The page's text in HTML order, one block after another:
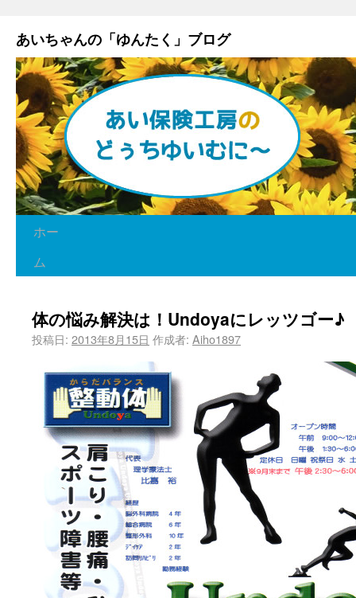
あいちゃんの「ゆんたく」ブログ
ホー
ム
体の悩み解決は！Undoyaにレッツゴー♪
投稿日: 2013年8月15日 作成者: Aiho1897